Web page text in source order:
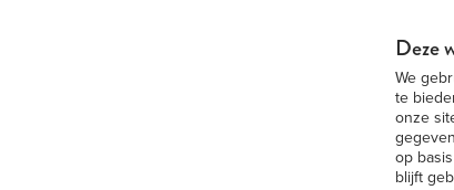
Deze
We
te
onze
op
blijft